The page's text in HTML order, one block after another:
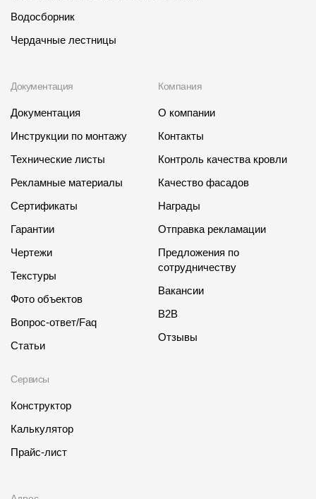
Водосборник
Чердачные лестницы
Документация
Документация
Инструкции по монтажу
Технические листы
Рекламные материалы
Сертификаты
Гарантии
Чертежи
Текстуры
Фото объектов
Вопрос-ответ/Faq
Статьи
Сервисы
Конструктор
Калькулятор
Прайс-лист
Компания
О компании
Контакты
Контроль качества кровли
Качество фасадов
Награды
Отправка рекламации
Предложения по
сотрудничеству
Вакансии
B2B
Отзывы